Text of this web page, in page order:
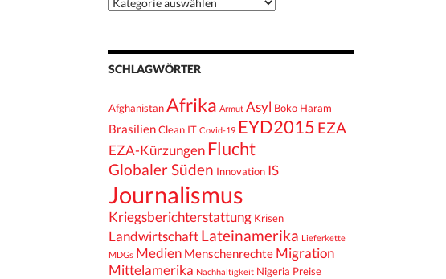
SCHLAGWÖRTER
AfghanistanAfrika Armut Asyl Boko Haram
BrasilienClean IT Covid-19 EYD2015 EZA
EZA-Kürzungen Flucht
Globaler Süden Innovation IS
Journalismus
Kriegsberichterstattung Krisen
Landwirtschaft Lateinamerika Lieferkette
MDGs Medien Menschenrechte Migration
Mittelamerika Nachhaltigkeit Nigeria Preise